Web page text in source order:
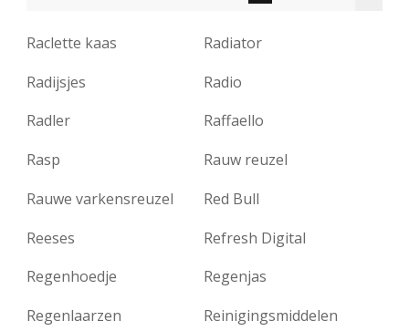
Raclette kaas
Radiator
Radijsjes
Radio
Radler
Raffaello
Rasp
Rauw reuzel
Rauwe varkensreuzel
Red Bull
Reeses
Refresh Digital
Regenhoedje
Regenjas
Regenlaarzen
Reinigingsmiddelen